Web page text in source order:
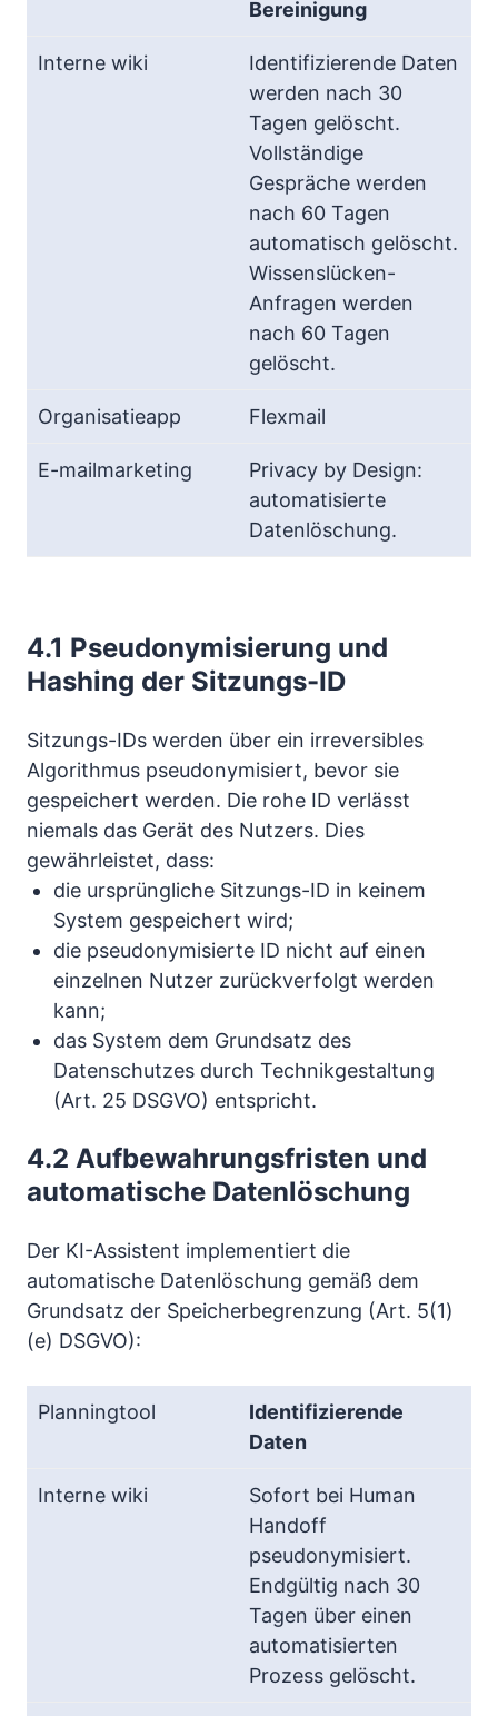
Bereinigung
Identifizierende Daten
werden nach 30
Tagen gelöscht.
Vollständige
Gespräche werden
nach 60 Tagen
automatisch gelöscht.
Wissenslücken-
Anfragen werden
nach 60 Tagen
gelöscht.
Flexmail
Privacy by Design:
automatisierte
Datenlöschung.
4.1 Pseudonymisierung und
Hashing der Sitzungs-ID
Sitzungs-IDs werden über ein irreversibles
Algorithmus pseudonymisiert, bevor sie
gespeichert werden. Die rohe ID verlässt
niemals das Gerät des Nutzers. Dies
gewährleistet, dass:
die ursprüngliche Sitzungs-ID in keinem
System gespeichert wird;
die pseudonymisierte ID nicht auf einen
einzelnen Nutzer zurückverfolgt werden
kann;
das System dem Grundsatz des
Datenschutzes durch Technikgestaltung
(Art. 25 DSGVO) entspricht.
4.2 Aufbewahrungsfristen und
automatische Datenlöschung
Der KI-Assistent implementiert die
automatische Datenlöschung gemäß dem
Grundsatz der Speicherbegrenzung (Art. 5(1)
(e) DSGVO):
Identifizierende
Daten
Sofort bei Human
Handoff
pseudonymisiert.
Endgültig nach 30
Tagen über einen
automatisierten
Prozess gelöscht.